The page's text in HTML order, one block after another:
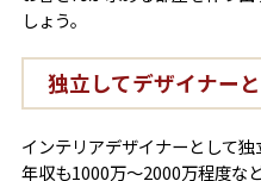
しょう。
独立してデザイナー
インテリアデザイナーとして独
年収も1000万～2000万程度な